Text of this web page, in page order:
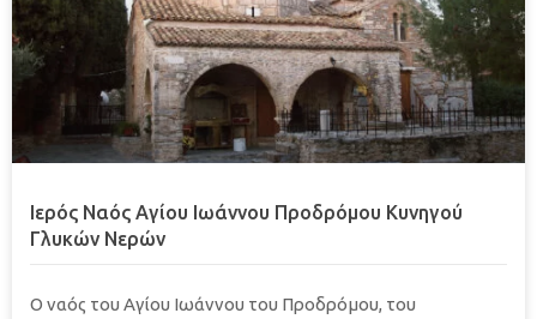
Ιερός Ναός Αγίου Ιωάννου Προδρόμου Κυνηγού
Γλυκών Νερών
Ο ναός του Αγίου Ιωάννου του Προδρόμου, του